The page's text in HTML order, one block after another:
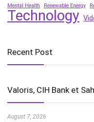
Mental Health
Renewable Energy
Technology
Recent Post
Valoris, CIH Bank et
August 7, 2026